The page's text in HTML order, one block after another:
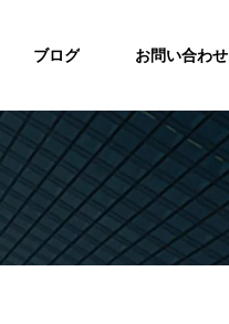
ブログ お問い合わせ